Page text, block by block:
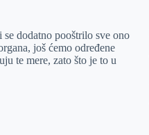
dodatno pooštrilo sve ono
još ćemo određene
te mere, zato što je to u